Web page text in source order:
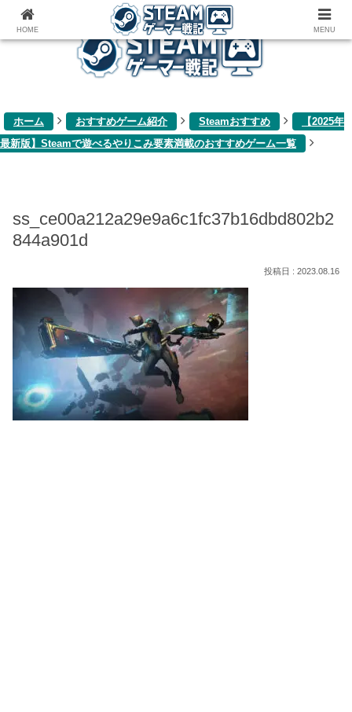
ゲーム関連雑記ブログ
ホーム おすすめゲーム紹介 Steamおすすめ
【2025年
最新版】Steamで遊べるやりこみ要素満載のおすすめゲーム一覧
ss_ce00a212a29e9a6c1fc37b16dbd802b2
844a901d
2023.08.16
HOME MENU